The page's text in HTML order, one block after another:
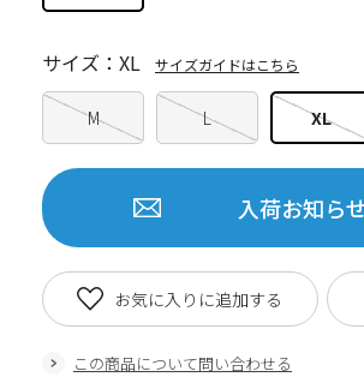
M L XL
サイズ：XL サイズガイドはこちら
入荷お知ら
この商品について問い合わせる
お気に入りに追加する